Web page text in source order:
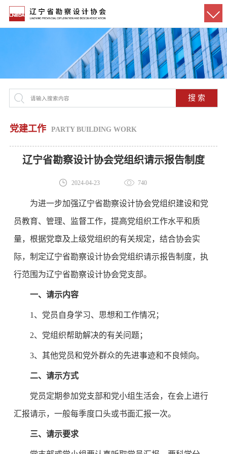
搜 索
党建工作 PARTY BUILDING WORK
辽宁省勘察设计协会党组织请示报告制度
2024-04-23 740
为进一步加强辽宁省勘察设计协会党组织建设和党
员教育、管理、监督工作，提高党组织工作水平和质
量，根据党章及上级党组织的有关规定，结合协会实
际，制定辽宁省勘察设计协会党组织请示报告制度，执
行范围为辽宁省勘察设计协会党支部。
一、请示内容
1、党员自身学习、思想和工作情况；
2、党组织帮助解决的有关问题；
3、其他党员和党外群众的先进事迹和不良倾向。
二、请示方式
党员定期参加党支部和党小组生活会，在会上进行
汇报请示，一般每季度口头或书面汇报一次。
三、请示要求